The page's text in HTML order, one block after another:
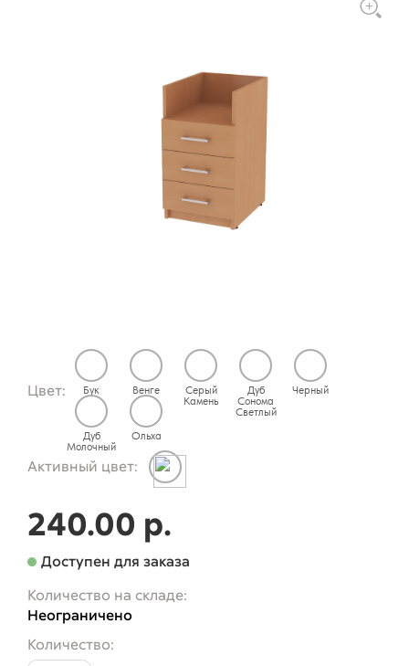
Цвет: Бук Венге
Серый
Камень
Дуб
Сонома
Светлый
Черный
Дуб
Молочный
Ольха
Активный цвет:
240.00 р.
Доступен для заказа
Количество на складе:
Неограничено
Количество: